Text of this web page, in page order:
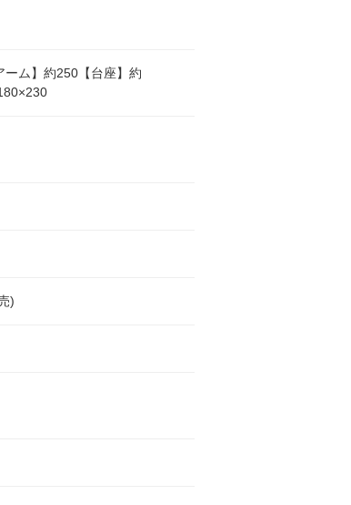
ーム】約250【台座】約
)